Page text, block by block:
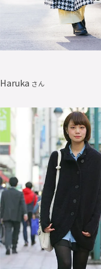
Haruka さん